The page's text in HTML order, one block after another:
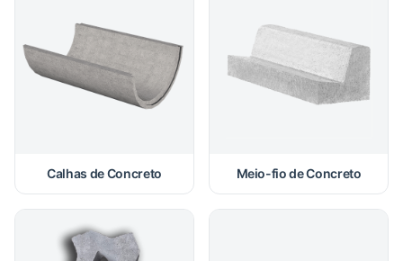
Calhas de Concreto Meio-fio de Concreto